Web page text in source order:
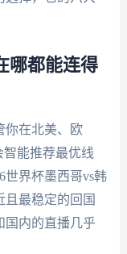
哪都能连得
你在北美、欧
智能推荐最优线
世界杯墨西哥vs韩
且最稳定的回国
国内的直播几乎